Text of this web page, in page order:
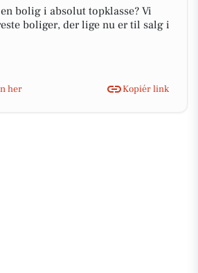
bolig i absolut topklasse? Vi
boliger, der lige nu er til salg i
her
Kopiér link